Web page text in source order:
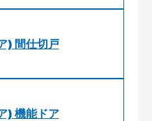
) 間仕切戸
) 機能ドア